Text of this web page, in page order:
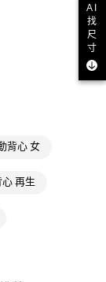
背心 女
再生
AI
找
尺
寸